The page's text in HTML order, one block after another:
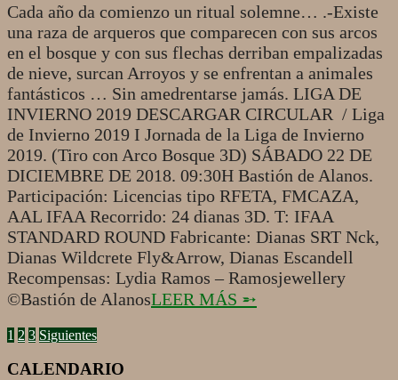
Cada año da comienzo un ritual solemne… .-Existe
una raza de arqueros que comparecen con sus arcos
en el bosque y con sus flechas derriban empalizadas
de nieve, surcan Arroyos y se enfrentan a animales
fantásticos … Sin amedrentarse jamás. LIGA DE
INVIERNO 2019 DESCARGAR CIRCULAR / Liga
de Invierno 2019 I Jornada de la Liga de Invierno
2019. (Tiro con Arco Bosque 3D) SÁBADO 22 DE
DICIEMBRE DE 2018. 09:30H Bastión de Alanos.
Participación: Licencias tipo RFETA, FMCAZA,
AAL IFAA Recorrido: 24 dianas 3D. T: IFAA
STANDARD ROUND Fabricante: Dianas SRT Nck,
Dianas Wildcrete Fly&Arrow, Dianas Escandell
Recompensas: Lydia Ramos – Ramosjewellery
©Bastión de AlanosLEER MÁS ➵
PAGINACIÓN
DE
1 2 3 Siguientes
CALENDARIO